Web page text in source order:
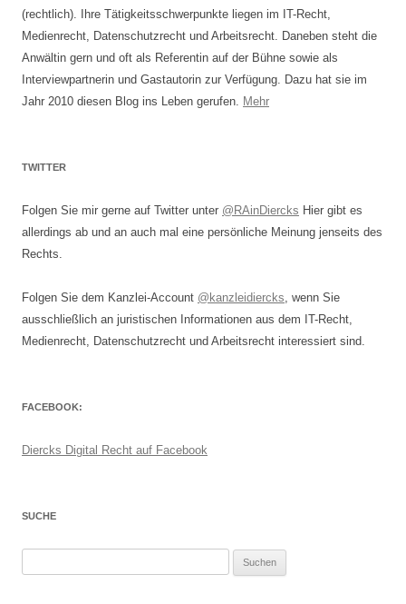
(rechtlich). Ihre Tätigkeitsschwerpunkte liegen im IT-Recht,
Medienrecht, Datenschutzrecht und Arbeitsrecht. Daneben steht die
Anwältin gern und oft als Referentin auf der Bühne sowie als
Interviewpartnerin und Gastautorin zur Verfügung. Dazu hat sie im
Jahr 2010 diesen Blog ins Leben gerufen. Mehr
TWITTER
Folgen Sie mir gerne auf Twitter unter @RAinDiercks Hier gibt es
allerdings ab und an auch mal eine persönliche Meinung jenseits des
Rechts.
Folgen Sie dem Kanzlei-Account @kanzleidiercks, wenn Sie
ausschließlich an juristischen Informationen aus dem IT-Recht,
Medienrecht, Datenschutzrecht und Arbeitsrecht interessiert sind.
FACEBOOK:
Diercks Digital Recht auf Facebook
SUCHE